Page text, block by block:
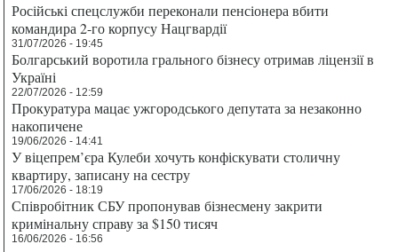
Російські спецслужби переконали пенсіонера вбити
командира 2-го корпусу Нацгвардії
31/07/2026 - 19:45
Болгарський воротила грального бізнесу отримав ліцензії в
Україні
22/07/2026 - 12:59
Прокуратура мацає ужгородського депутата за незаконно
накопичене
19/06/2026 - 14:41
У віцепрем’єра Кулеби хочуть конфіскувати столичну
квартиру, записану на сестру
17/06/2026 - 18:19
Співробітник СБУ пропонував бізнесмену закрити
кримінальну справу за $150 тисяч
16/06/2026 - 16:56